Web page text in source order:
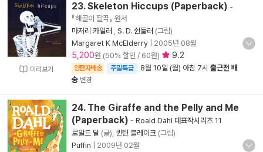
미리보기
23. Skeleton Hiccups (Paperback) -
『해골이 딸꾹』 원서
마저리 카일러
S. D. 쉰들러 (그림)
Margaret K McElderry
2005년 08월
5,200원 (50% 할인 / 60원) 9.2
양탄자배송 주말특급 8월 10일 (월) 아침 7시 출근전 배
송 변경
24. The Giraffe and the Pelly and Me
(Paperback) - Roald Dahl 대표작시리즈 11
로알드 달 (글), 퀸틴 블레이크 (그림)
Puffin
2009년 02월